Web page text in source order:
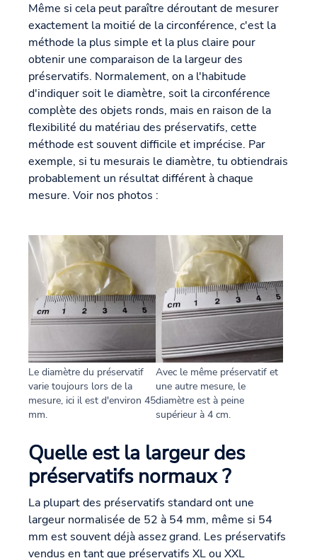
Même si cela peut paraître déroutant de mesurer
exactement la moitié de la circonférence, c'est la
méthode la plus simple et la plus claire pour
obtenir une comparaison de la largeur des
préservatifs. Normalement, on a l'habitude
d'indiquer soit le diamètre, soit la circonférence
complète des objets ronds, mais en raison de la
flexibilité du matériau des préservatifs, cette
méthode est souvent difficile et imprécise. Par
exemple, si tu mesurais le diamètre, tu obtiendrais
probablement un résultat différent à chaque
mesure. Voir nos photos :
Le diamètre du préservatif
varie toujours lors de la
mesure, ici il est d'environ 45
mm.
Avec le même préservatif et
une autre mesure, le
diamètre est à peine
supérieur à 4 cm.
Quelle est la largeur des
préservatifs normaux ?
La plupart des préservatifs standard ont une
largeur normalisée de 52 à 54 mm, même si 54
mm est souvent déjà assez grand. Les préservatifs
vendus en tant que préservatifs XL ou XXL